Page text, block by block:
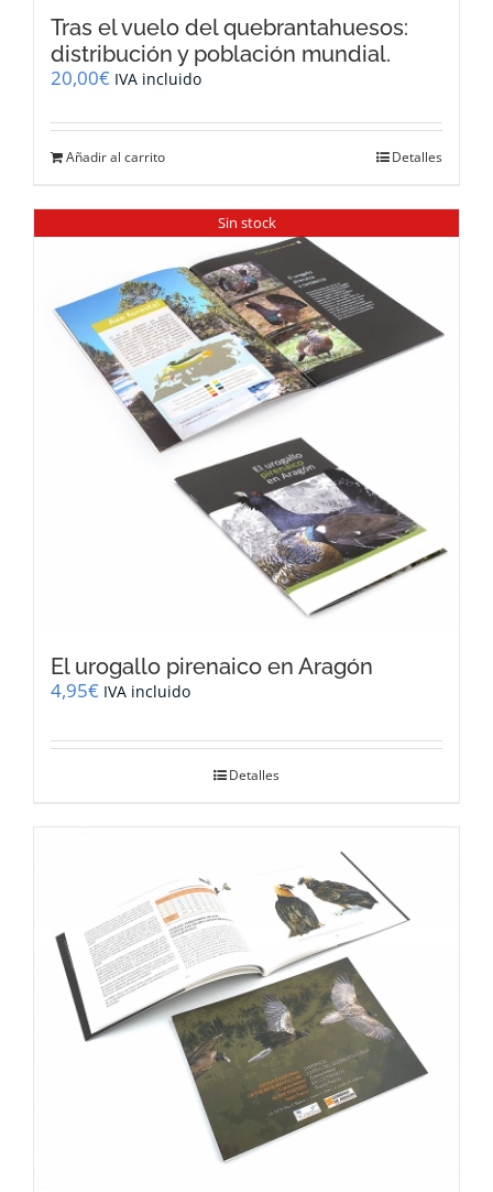
Tras el vuelo del quebrantahuesos:
distribución y población mundial.
20,00€ IVA incluido
Añadir al carrito Detalles
Sin stock
El urogallo pirenaico en Aragón
4,95€ IVA incluido
Detalles